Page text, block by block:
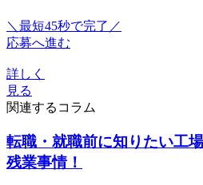
＼最短45秒で完了／
応募へ進む
詳しく
見る
関連するコラム
転職・就職前に知りたい工
残業事情！